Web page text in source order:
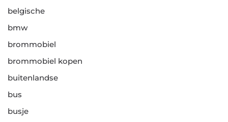
belgische
bmw
brommobiel
brommobiel kopen
buitenlandse
bus
busje